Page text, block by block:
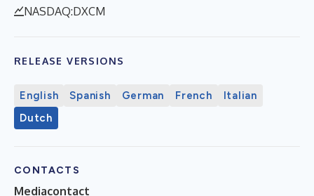
NASDAQ:DXCM
RELEASE VERSIONS
English Spanish German French
Italian
Dutch
CONTACTS
Mediacontact